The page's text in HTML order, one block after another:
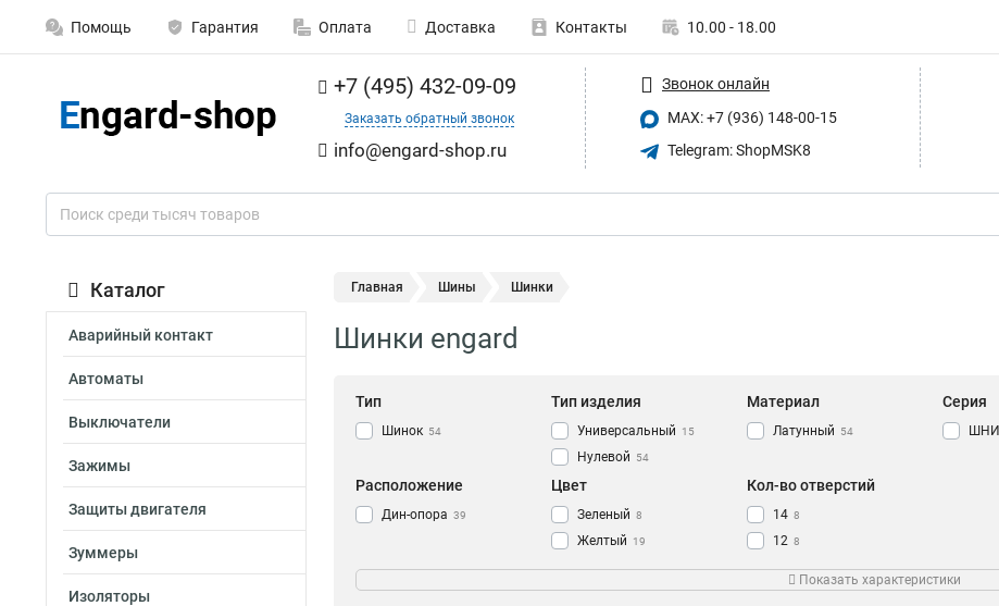
Помощь Гарантия Оплата Доставка Контакты 10.00 - 18.00
+7 (495) 432-09-09
Заказать обратный звонок
info@engard-shop.ru
Звонок онлайн
MAX: +7 (936) 148-00-15
Telegram: ShopMSK8
Каталог
Аварийный контакт
Автоматы
Выключатели
Зажимы
Защиты двигателя
Зуммеры
Изоляторы
Главная Шины Шинки
Шинки engard
Тип
Шинок 54
Тип изделия
Универсальный 15
Нулевой 54
Материал
Латунный 54
Серия
ШНИ
Расположение
Дин-опора 39
Цвет
Зеленый 8
Желтый 19
Синий 27
Кол-во отверстий
14 8
12 8
10 8
8 14
Показать характеристики